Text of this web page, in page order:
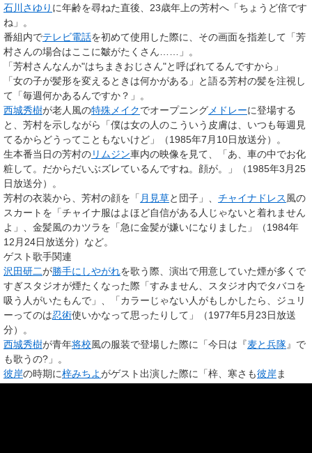
石川さゆり に年齢を尋ねた直後、23歳年上の芳村へ「ちょうど倍です
ね」。
番組内でテレビ電話を初めて使用した際に、その画面を指差して「芳
村さんの場合はここに皺がたくさん……」。
「芳村さんなんか"はちまきおじさん"と呼ばれてるんですから」
「女の子が髪形を変えるときは何かがある」と語る芳村の髪を注視し
て「毎週何かあるんですか？」。
西城秀樹が老人風の特殊メイクでオープニング メドレーに登場する
と、芳村を示しながら「僕は女の人のこういう皮膚は、いつも毎週見
てるからどうってこともないけど」（1985年7月10日放送分）。
生本番当日の芳村のリムジン車内の映像を見て、「あ、車の中でお化
粧して。だからだいぶズレているんですね。顔が。」（1985年3月25
日放送分）。
芳村の衣装から、芳村の顔を「 月見草と団子」、 チャイナドレス 風の
スカートを「チャイナ服はよほど自信がある人じゃないと着れません
よ」、金髪風のカツラを「急に金髪が嫌いになりました」（1984年
12月24日放送分）など。
ゲスト歌手関連
沢田研二が勝手にしやがれを歌う際、演出で用意していた煙が多くで
すぎスタジオが煙たくなった際「すみません、スタジオ内でタバコを
吸う人がいたもんで」、「カラーじゃない人がもしかしたら、ジュリ
ーってのは忍術使いかなって思ったりして」（1977年5月23日放送
分）。
西城秀樹が青年将校 風の服装で登場した際に「今日は『麦と兵隊』で
も歌うの?」。
彼岸の時期に梓みちよがゲスト出演した際に「梓、寒さも彼岸ま